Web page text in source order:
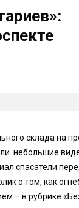
склада на
небольшие
спасатели
о том, как
– в рубрике